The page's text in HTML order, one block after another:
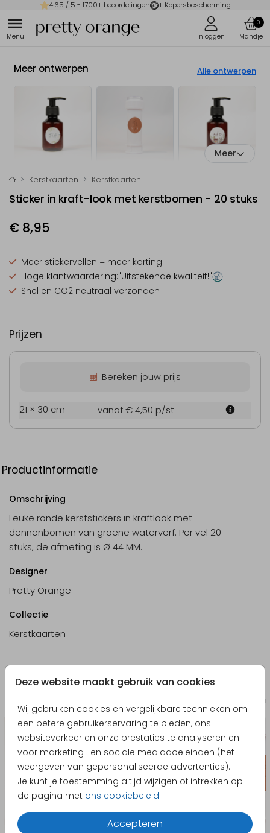
4.65 / 5 - 1700+ beoordelingen + Kopersbescherming
0
Deze website maakt gebruik van cookies
Wij gebruiken cookies en vergelijkbare technieken om
een betere gebruikerservaring te bieden, ons
websiteverkeer en onze prestaties te analyseren en
voor marketing- en sociale mediadoeleinden (het
weergeven van gepersonaliseerde advertenties).
Je kunt je toestemming altijd wijzigen of intrekken op
de pagina met ons cookiebeleid.
Accepteren
Meer ontwerpen Alle ontwerpen
Meer
Kerstkaarten Kerstkaarten
Sticker in kraft-look met kerstbomen - 20 stuks
€ 8,95
Meer stickervellen = meer korting
Hoge klantwaardering:"Uitstekende kwaliteit!"
Snel en CO2 neutraal verzonden
Prijzen
Bereken jouw prijs
21 × 30 cm vanaf € 4,50 p/st
Productinformatie
Omschrijving
Leuke ronde kerststickers in kraftlook met
dennenbomen van groene waterverf. Per vel 20
stuks, de afmeting is Ø 44 MM.
Designer
Pretty Orange
Collectie
Kerstkaarten